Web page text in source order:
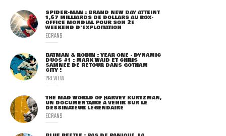
SPIDER-MAN : BRAND NEW DAY ATTEINT
1,67 MILLIARDS DE DOLLARS AU BOX-
OFFICE MONDIAL POUR SON 2E
WEEKEND D'EXPLOITATION
ECRANS
BATMAN & ROBIN : YEAR ONE - DYNAMIC
DUOS #1 : MARK WAID ET CHRIS
SAMNEE DE RETOUR DANS GOTHAM
CITY !
PREVIEW
THE MAD WORLD OF HARVEY KURTZMAN,
UN DOCUMENTAIRE À VENIR SUR LE
DESSINATEUR LÉGENDAIRE
ECRANS